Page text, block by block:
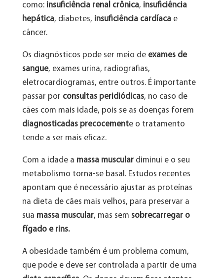
como: insuficiência renal crônica, insuficiência
hepática, diabetes, insuficiência cardíacae
câncer.
Os diagnósticos pode ser meio de exames de
sangue, exames urina, radiografias,
eletrocardiogramas, entre outros. É importante
passar por consultas peridiódicas, no caso de
cães com mais idade, pois se as doenças forem
diagnosticadas precocemente o tratamento
tende a ser mais eficaz.
Com a idade a massa musculardiminui e o seu
metabolismo torna-se basal. Estudos recentes
apontam que é necessário ajustar as proteínas
na dieta de cães mais velhos, para preservar a
sua massa muscular, mas sem sobrecarregar o
fígado e rins.
A obesidade também é um problema comum,
que pode e deve ser controlada a partir de uma